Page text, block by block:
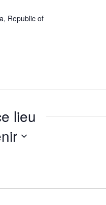
Republic of
lieu